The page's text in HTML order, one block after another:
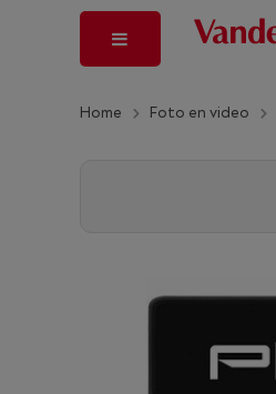
Home Foto en video